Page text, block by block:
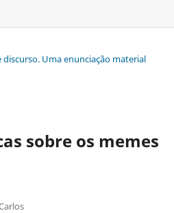
discurso. Uma enunciação material
sobre os memes